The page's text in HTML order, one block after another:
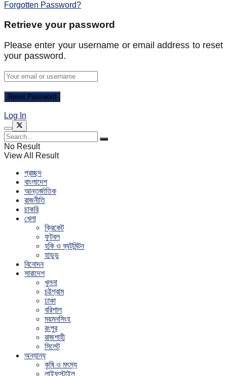
Forgotten Password?
Retrieve your password
Please enter your username or email address to reset
your password.
Log In
No Result
View All Result
প্রচ্ছদ
বাংলাদেশ
আন্তর্জাতিক
রাজনীতি
চাকরি
খেলা
ক্রিকেট
ফুটবল
হকি ও ব্যটমিন্টন
হাডুডু
বিনোদন
সারাদেশ
খুলনা
চট্টগ্রাম
ঢাকা
বরিশাল
ময়মনসিংহ
রংপুর
রাজশাহী
সিলেট
অন্যান্য
কৃষি ও মৎস্য
লাইফস্টাইল